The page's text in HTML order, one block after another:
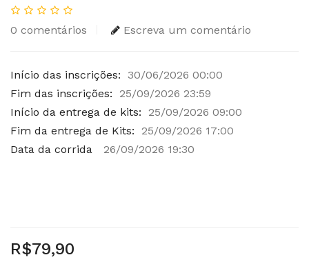
0 comentários Escreva um comentário
Início das inscrições: 30/06/2026 00:00
Fim das inscrições: 25/09/2026 23:59
Início da entrega de kits: 25/09/2026 09:00
Fim da entrega de Kits: 25/09/2026 17:00
Data da corrida
26/09/2026 19:30
R$79,90